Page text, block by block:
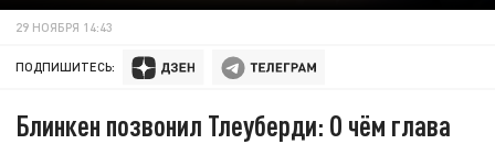
29 НОЯБРЯ 14:43
ПОДПИШИТЕСЬ:
Блинкен позвонил Тлеуберди: О чём глава